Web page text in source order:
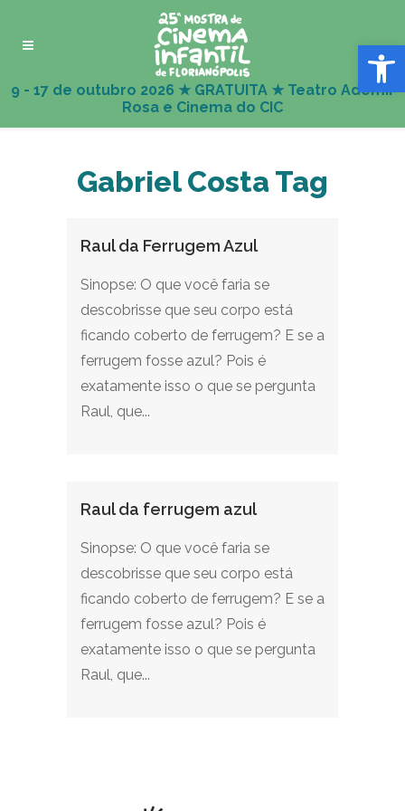
Abrir
Gabriel Costa Tag
Raul da Ferrugem Azul
Sinopse: O que você faria se
descobrisse que seu corpo está
ficando coberto de ferrugem? E se a
ferrugem fosse azul? Pois é
exatamente isso o que se pergunta
Raul, que...
Raul da ferrugem azul
Sinopse: O que você faria se
descobrisse que seu corpo está
ficando coberto de ferrugem? E se a
ferrugem fosse azul? Pois é
exatamente isso o que se pergunta
Raul, que...